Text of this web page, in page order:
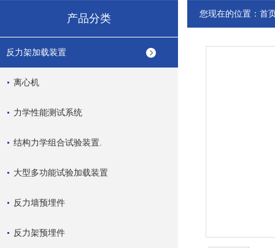
产品分类
反力架加载装置
离心机
力学性能测试系统
结构力学组合试验装置.
大型多功能试验加载装置
反力墙预埋件
反力架预埋件
您现在的位置： 首